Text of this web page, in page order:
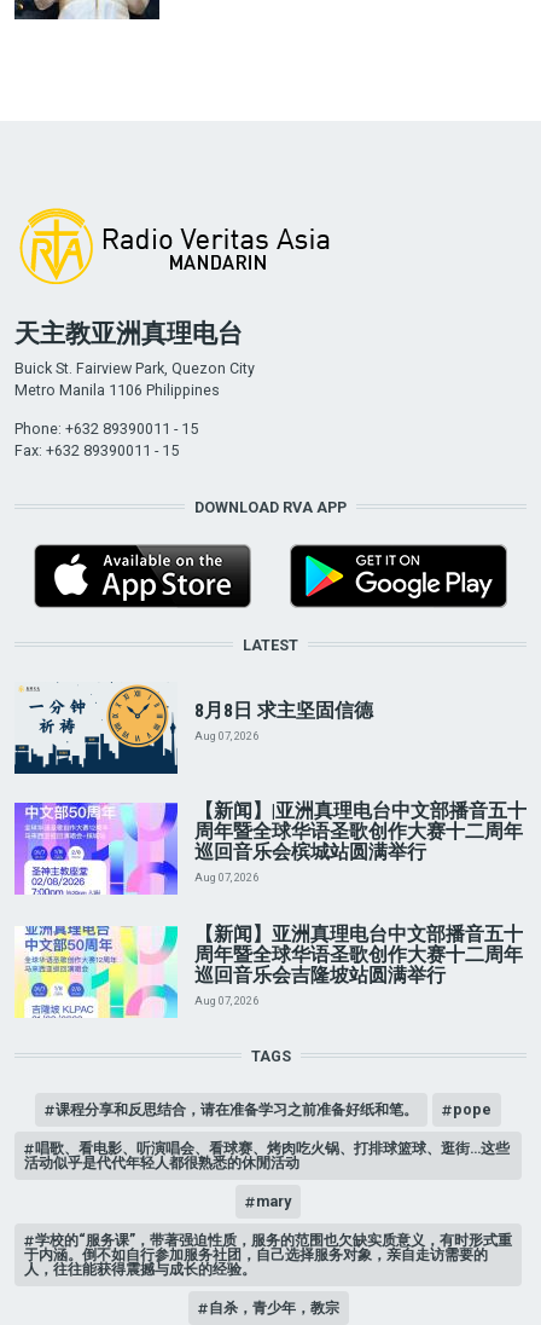
天主教亚洲真理电台
Buick St. Fairview Park, Quezon City
Metro Manila 1106 Philippines
Phone: +632 89390011 - 15
Fax: +632 89390011 - 15
DOWNLOAD RVA APP
LATEST
8月8日 求主坚固信德
Aug 07, 2026
【新闻】|亚洲真理电台中文部播音五十
周年暨全球华语圣歌创作大赛十二周年
巡回音乐会槟城站圆满举行
Aug 07, 2026
【新闻】亚洲真理电台中文部播音五十
周年暨全球华语圣歌创作大赛十二周年
巡回音乐会吉隆坡站圆满举行
Aug 07, 2026
TAGS
课程分享和反思结合，请在准备学习之前准备好纸和笔。 pope
唱歌、看电影、听演唱会、看球赛、烤肉吃火锅、打排球篮球、逛街…这些
活动似乎是代代年轻人都很熟悉的休閒活动
mary
学校的“服务课”，带著强迫性质，服务的范围也欠缺实质意义，有时形式重
于内涵。倒不如自行参加服务社团，自己选择服务对象，亲自走访需要的
人，往往能获得震撼与成长的经验。
自杀，青少年，教宗